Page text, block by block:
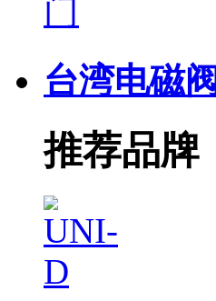
台湾电磁阀
推荐品牌